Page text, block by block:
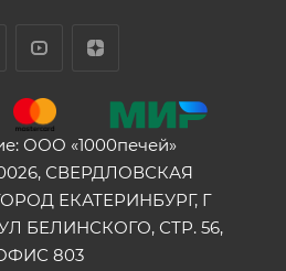
ООО «1000печей»
СВЕРДЛОВСКАЯ
ЕКАТЕРИНБУРГ, Г
БЕЛИНСКОГО, СТР. 56,
803